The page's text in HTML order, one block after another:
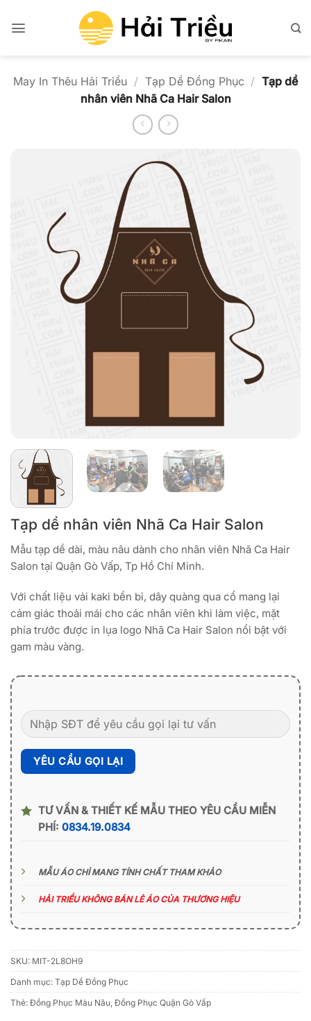
qua
May In Thêu Hải Triều / Tạp Dề Đồng Phục / Tạp dề
nhân viên Nhã Ca Hair Salon
Tạp dề nhân viên Nhã Ca Hair Salon
Mẫu tạp dề dài, màu nâu dành cho nhân viên Nhã Ca Hair
Salon tại Quận Gò Vấp, Tp Hồ Chí Minh.
Với chất liệu vải kaki bền bỉ, dây quàng qua cổ mang lại
cảm giác thoải mái cho các nhân viên khi làm việc, mặt
phía trước được in lụa logo Nhã Ca Hair Salon nổi bật với
gam màu vàng.
TƯ VẤN & THIẾT KẾ MẪU THEO YÊU CẦU MIỄN
PHÍ: 0834.19.0834
MẪU ÁO CHỈ MANG TÍNH CHẤT THAM KHẢO
HẢI TRIỀU KHÔNG BÁN LẺ ÁO CỦA THƯƠNG HIỆU
SKU: MIT-2L8OH9
Danh mục: Tạp Dề Đồng Phục
Thẻ: Đồng Phục Màu Nâu, Đồng Phục Quận Gò Vấp